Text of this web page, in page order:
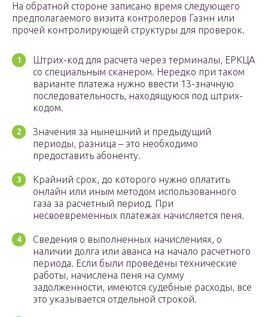
На обратной стороне записано время следующего
предполагаемого визита контролеров Газнн или
прочей контролирующей структуры для проверок.
Штрих-код для расчета через терминалы, ЕРКЦА
со специальным сканером. Нередко при таком
варианте платежа нужно ввести 13-значную
последовательность, находящуюся под штрих-
кодом.
Значения за нынешний и предыдущий
периоды, разница – это необходимо
предоставить абоненту.
Крайний срок, до которого нужно оплатить
онлайн или иным методом использованного
газа за расчетный период. При
несвоевременных платежах начисляется пеня.
Сведения о выполненных начислениях, о
наличии долга или аванса на начало расчетного
периода. Если были проведены технические
работы, начислена пеня на сумму
задолженности, имеются судебные расходы, все
это указывается отдельной строкой.